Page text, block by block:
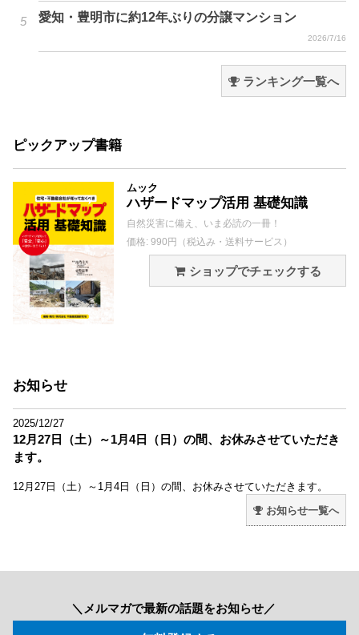
愛知・豊明市に約12年ぶりの分譲マンション
2026/7/16
ランキング一覧へ
ピックアップ書籍
ムック
ハザードマップ活用 基礎知識
自然災害に備え、いま必読の一冊！
価格: 990円（税込み・送料サービス）
ショップでチェックする
お知らせ
2025/12/27
12月27日（土）～1月4日（日）の間、お休みさせていただき
ます。
12月27日（土）～1月4日（日）の間、お休みさせていただきます。
お知らせ一覧へ
＼メルマガで最新の話題をお知らせ／